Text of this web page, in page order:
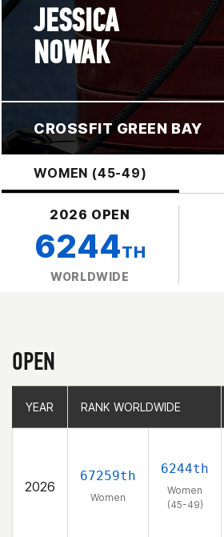
JESSICA
NOWAK
CROSSFIT GREEN BAY
WOMEN (45-49)
2026 OPEN
6244TH
WORLDWIDE
OPEN
YEAR RANK WORLDWIDE
2026
67259th
Women
6244th
Women
(45-49)
YEAR RANK WORLDWIDE